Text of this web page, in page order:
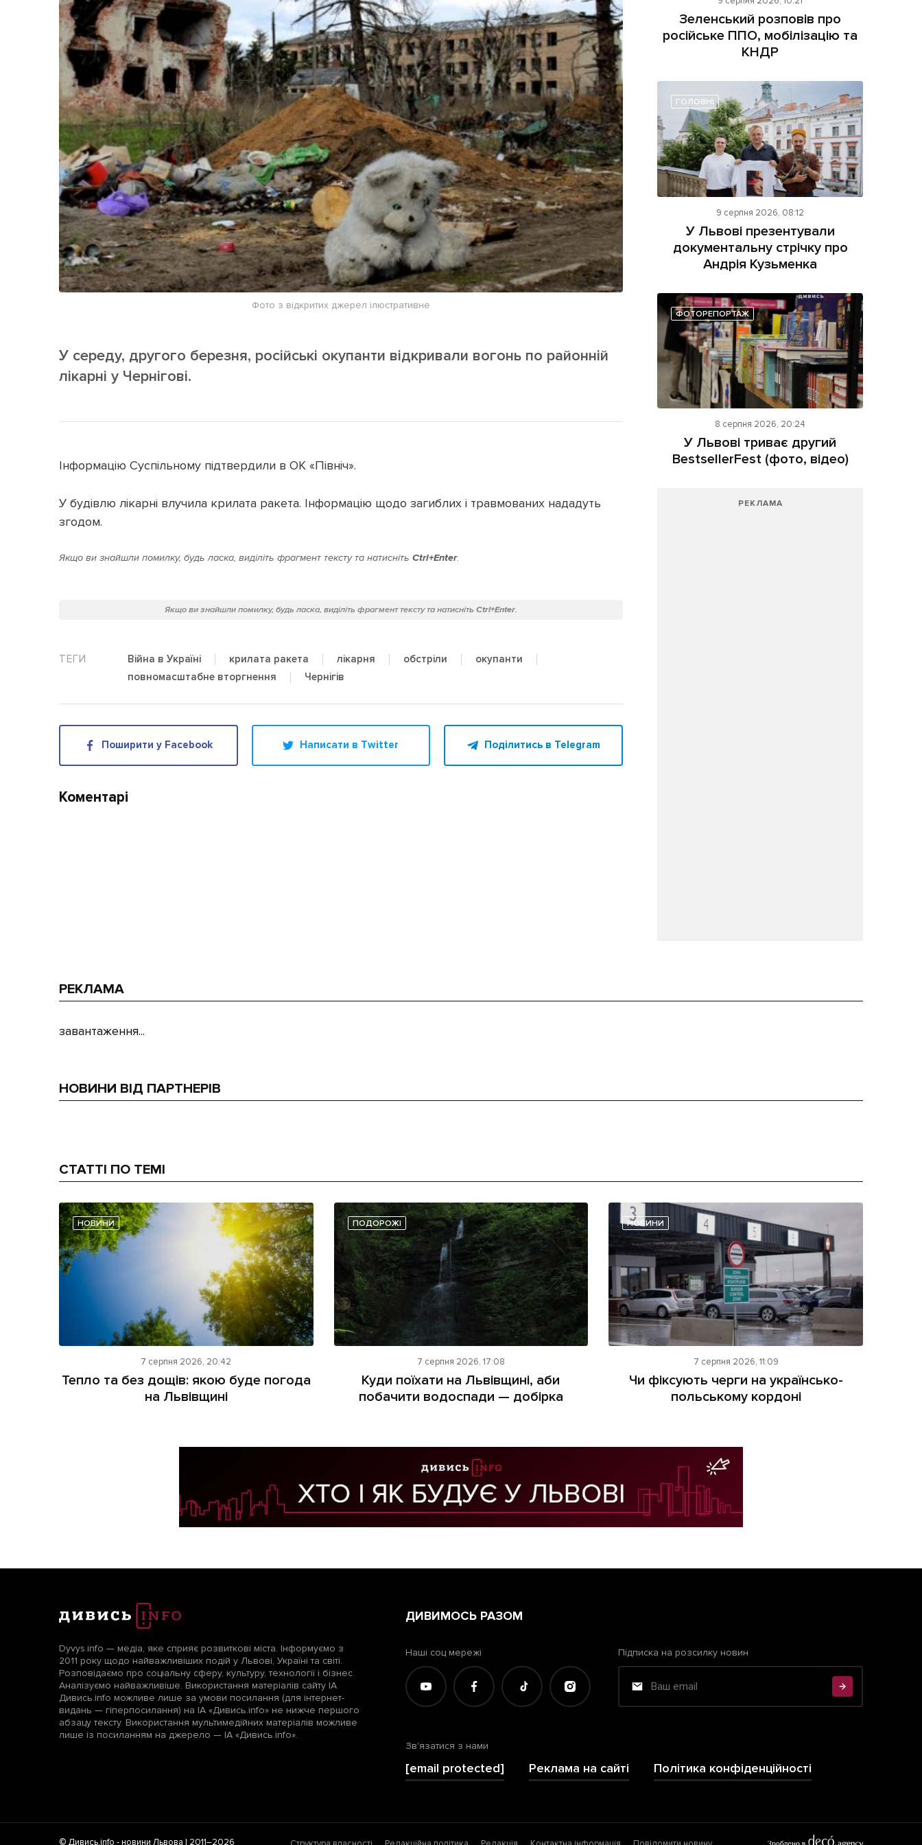
Життя
Культура
Афіша
Лонгріди
[email protected]
Реклама на сайті
Політика конфіденційності
Фото з відкритих джерел ілюстративне
У середу, другого березня, російські окупанти відкривали вогонь по районній
лікарні у Чернігові.
Інформацію Суспільному підтвердили в ОК «Північ».
У будівлю лікарні влучила крилата ракета. Інформацію щодо загиблих і травмованих нададуть
згодом.
Якщо ви знайшли помилку, будь ласка, виділіть фрагмент тексту та натисніть Ctrl+Enter.
Якщо ви знайшли помилку, будь ласка, виділіть фрагмент тексту та натисніть Ctrl+Enter.
Війна в Україні крилата ракета лікарня обстріли
окупанти
повномасштабне вторгнення
Чернігів
Поширити у Facebook Написати в Twitter Поділитись в Telegram
Коментарі
Зеленський розповів про
російське ППО, мобілізацію та
КНДР
ГОЛОВНІ
9 серпня 2026, 08:12
У Львові презентували
документальну стрічку про
Андрія Кузьменка
ФОТОРЕПОРТАЖ
8 серпня 2026, 20:24
У Львові триває другий
BestsellerFest (фото, відео)
РЕКЛАМА
РЕКЛАМА
завантаження...
НОВИНИ ВІД ПАРТНЕРІВ
СТАТТІ ПО ТЕМІ
НОВИНИ
7 серпня 2026, 20:42
Тепло та без дощів: якою буде погода
на Львівщині
ПОДОРОЖІ
7 серпня 2026, 17:08
Куди поїхати на Львівщині, аби
побачити водоспади — добірка
НОВИНИ
7 серпня 2026, 11:09
Чи фіксують черги на українсько-
польському кордоні
Dyvys.info — медіа, яке сприяє розвиткові міста. Інформуємо з
2011 року щодо найважливіших подій у Львові, Україні та світі.
Розповідаємо про соціальну сферу, культуру, технології і бізнес.
Аналізуємо найважливіше. Використання матеріалів сайту ІА
Дивись.info можливе лише за умови посилання (для інтернет-
видань — гіперпосилання) на ІА «Дивись.info» не нижче першого
абзацу тексту. Використання мультимедійних матеріалів можливе
лише із посиланням на джерело — ІА «Дивись.info».
ДИВИМОСЬ РАЗОМ
Наші соц мережі Підписка на розсилку новин
Зв'язатися з нами
[email protected] Реклама на сайті Політика конфіденційності
© Дивись.info -новини Львова | 2011–2026